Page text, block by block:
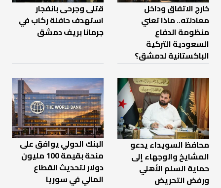
خارج الاتفاق وداخل
معادلته.. ماذا تعني
منظومة الدفاع
السعودية التركية
الباكستانية لدمشق؟
قتلى وجرحى بانفجار
استهدف حافلة ركاب في
جرمانا بريف دمشق
محافظ السويداء يدعو
المشايخ والوجهاء إلى
حماية السلم الأهلي
ورفض التحريض
البنك الدولي يوافق على
منحة بقيمة 100 مليون
دولار لتحديث القطاع
المالي في سوريا